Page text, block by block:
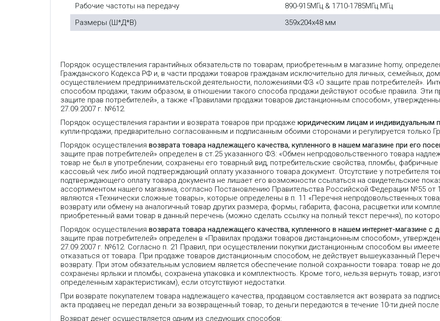
Рабочие частоты на передачу
890-915МГц & 1710-1785МГц МГц
Размеры (Ш*Д*В)
359x204x48 мм
Порядок осуществления гарантийных обязательств по товарам, приобретенным в магазине homy,
Гражданского Кодекса РФ и, в части продажи товаров гражданам исключительно для личных, семейных,
осуществлением предпринимательской деятельности, положениями ФЗ «О защите прав потребителей».
способом продажи, таким образом, в отношении такого способа продажи действуют особые правила. Эти
защите прав потребителей», а также «Правилами продажи товаров дистанционным способом»,
27.09.2007 г. №612.
Порядок осуществления гарантии и возврата товаров при продаже юридическим лицам и индивидуальным
купли-продажи, предварительно согласованным и подписанным обоими сторонами и регулируется только
Порядок осуществления возврата товара надлежащего качества, купленного в нашем магазине при его
защите прав потребителей» определен в ст.25 указанного ФЗ: «Обмен непродовольственного товара
товар не был в употреблении, сохранены его товарный вид, потребительские свойства, пломбы,
кассовый чек либо иной подтверждающий оплату указанного товара документ. Отсутствие у потребителя
подтверждающего оплату товара документа не лишает его возможности ссылаться на свидетельские
ассортиментом нашего магазина, согласно Постановлению Правительства Российской Федерации №55
являются «Технически сложные товары», которые определены в п. 11 «Перечня непродовольственных
возврату или обмену на аналогичный товар других размера, формы, габарита, фасона, расцветки или
приобретенный вами товар в данный перечень (можно сделать ссылку на полный текст перечня), по
Порядок осуществления возврата товара надлежащего качества, купленного в нашем интернет-магазине с
защите прав потребителей» определен в «Правилах продажи товаров дистанционным способом»,
27.09.2007 г. №612. Согласно п. 21 Правил, при осуществлении покупки дистанционным способом вы
отказаться от товара. При продаже товаров дистанционным способом, не действует вышеуказанный
возврату. При этом обязательным условием является обеспечение полной сохранности товара: товар не
сохранены ярлыки и пломбы, сохранена упаковка и комплектность. Кроме того, нельзя вернуть товар,
определенным характеристикам), если отсутствуют недостатки.
При возврате покупателем товара надлежащего качества, продавцом составляется акт возврата за
акта продавец не передал деньги за возвращенный товар, то деньги передаются в течение 10-ти дней после
Возврат денег осуществляется одним из следующих способов: